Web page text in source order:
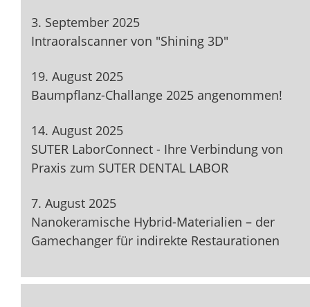
3. September 2025
Intraoralscanner von "Shining 3D"
19. August 2025
Baumpflanz-Challange 2025 angenommen!
14. August 2025
SUTER LaborConnect - Ihre Verbindung von
Praxis zum SUTER DENTAL LABOR
7. August 2025
Nanokeramische Hybrid-Materialien – der
Gamechanger für indirekte Restaurationen